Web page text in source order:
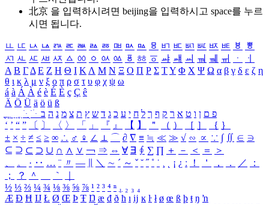
北京 을 입력하시려면 beijing을 입력하시고 space를 누르
시면 됩니다.
ㅥ ㅦ ㅧ ㅨ ㅩ ㅪ ㅫ ㅬ ㅭ ㅮ ㅯ ㅰ ㅱ ㅲ ㅳ ㅴ ㅵ ㅶ ㅷ ㅸ
ㅹ
ㅺ ㅻ ㅼ ㅽ ㅾ ㅿ ㆀ ㆁ ㆂ ㆃ ㆄ ㆅ ㆆ ㆇ ㆈ ㆉ ㆊ ㆋ ㆌ ㆍ
ㆎ
Α Β ΓΔ Ε Ζ Η Θ Ι ΚΛ Μ Ν Ξ Ο Π Ρ Σ ΤΥ Φ Χ Ψ Ω α β γ δ ε ζ η
θ ι κ λ μ ν ξ ο π ρ σ τ υ φ χ ψ ω
á à Á À é è É È ç Ç ê
Ä Ö Ü ä ö ü ß
ִֶֹ ֻּ ׁׂ פ ם ן ו ט א ר ק ף ך ל ח י ע כ ג ד ש ץ ת צ מ נ ה ב
‘ ’ “ ” 〔 〕 〈 〉 「 」 『 』 【 】 ＂ （ ） ［ ］ ｛ ｝
± × ÷ ≠ ≤ ≥ ∞ ∴ ♂ ♀ ∠ ⊥ ⌒ ∂ ∇ ≡ ≒ ≪ ≫ √ ∽ ∝ ∵ ∫ ∬ ∈ ∋
⊆ ⊇ ⊂ ⊃ ∪ ∩ ∧ ∨ ￢ ⇒ ⇔ ∀ ∃ ∮ ∑ ∏ ＋ － ＜ ＝
＞
、
。 · ‥ … ¨ 〃 ― ＼ ∼ ´ ～ ˇ ˘ ˝ ˚ ˙ ¸ ¡ ¿ ː ！ ＇ ， ． ／
：
；
？ ＾ ｀
½ ⅓ ⅔ ¼ ¾ ⅛ ⅜ ⅝ ⅞ ¹ ² ³ ⁴ ⁿ ₁ ₂ ₃ ₄
Æ Ð Ħ Ĳ Ł Ø Œ Þ Ŧ Ŋ æ đ ð ħ ı ĳ ĸ ŀ ł ø œ ß þ ŧ ŋ ŉ